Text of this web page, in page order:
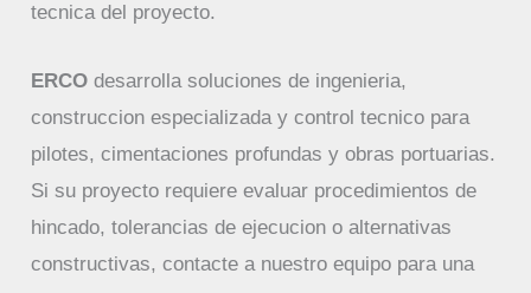
tecnica del proyecto.
ERCO desarrolla soluciones de ingenieria,
construccion especializada y control tecnico para
pilotes, cimentaciones profundas y obras portuarias.
Si su proyecto requiere evaluar procedimientos de
hincado, tolerancias de ejecucion o alternativas
constructivas, contacte a nuestro equipo para una